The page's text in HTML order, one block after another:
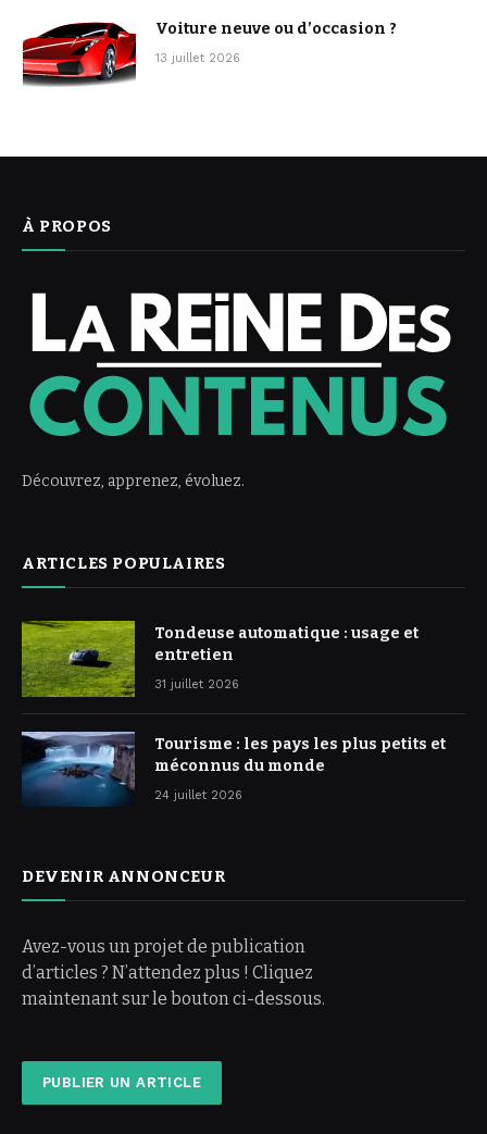
Voiture neuve ou d’occasion ?
13 juillet 2026
À PROPOS
Découvrez, apprenez, évoluez.
ARTICLES POPULAIRES
Tondeuse automatique : usage et
entretien
31 juillet 2026
Tourisme : les pays les plus petits et
méconnus du monde
24 juillet 2026
DEVENIR ANNONCEUR
Avez-vous un projet de publication
d’articles ? N’attendez plus ! Cliquez
maintenant sur le bouton ci-dessous.
PUBLIER UN ARTICLE